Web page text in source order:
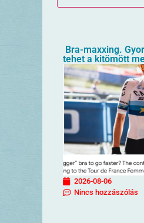
Bra-maxxing.
tehet a kitömött
2026-08-06
Nincs hozzászólás